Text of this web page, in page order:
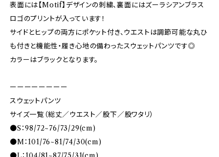
表面には【Motif】デザインの刺繍、裏面にはズーラシアンブラス
ロゴのプリントが入っています！
サイドとヒップの両方にポケット付き、ウエストは調節可能な丸ひ
も付きと機能性・履き心地の備わったスウェットパンツです◎
カラーはブラックとなります。
ーーーーーーーー
スウェットパンツ
サイズ一覧（総丈／ウエスト／股下／股ワタリ）
●S：98/72~76/73/29(cm)
●M：101/76~81/74/30(cm)